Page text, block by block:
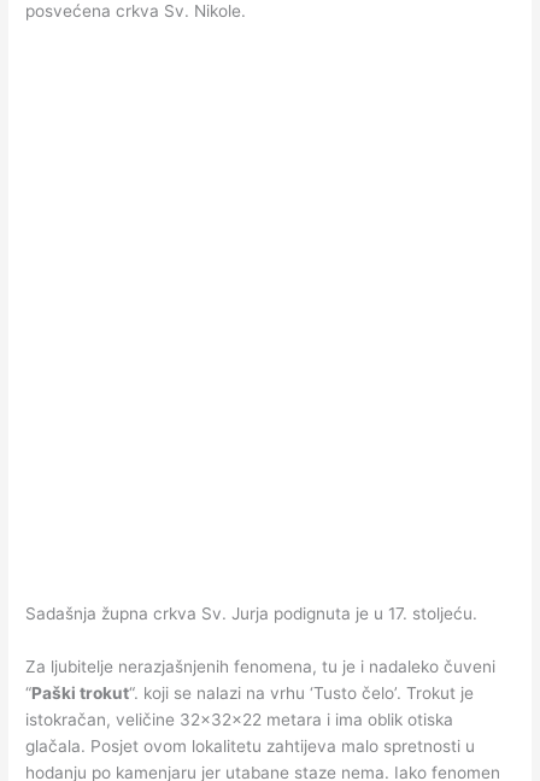
posvećena crkva Sv. Nikole.
Sadašnja župna crkva Sv. Jurja podignuta je u 17. stoljeću.
Za ljubitelje nerazjašnjenih fenomena, tu je i nadaleko čuveni
“Paški trokut“. koji se nalazi na vrhu ‘Tusto čelo’. Trokut je
istokračan, veličine 32x32x22 metara i ima oblik otiska
glačala. Posjet ovom lokalitetu zahtijeva malo spretnosti u
hodanju po kamenjaru jer utabane staze nema. Iako fenomen